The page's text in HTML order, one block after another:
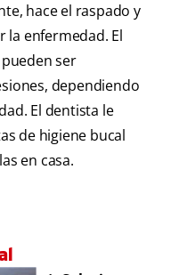
hace el raspado y
la enfermedad. El
ser
dependiendo
El dentista le
de higiene bucal
en casa.